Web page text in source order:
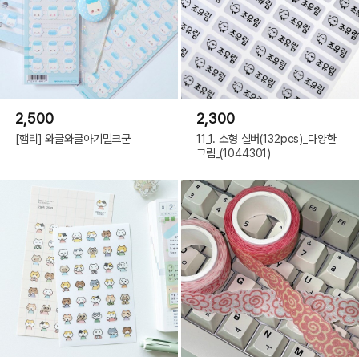
2,500
[햄리] 와글와글아기밀크군
2,300
11_1. 소형 실버(132pcs)_다양한
그림_(1044301)